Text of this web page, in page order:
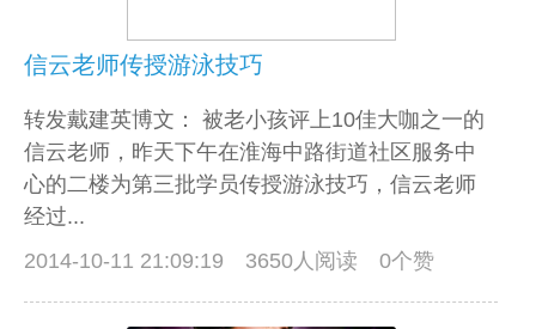
信云老师传授游泳技巧
转发戴建英博文： 被老小孩评上10佳大咖之一的
信云老师，昨天下午在淮海中路街道社区服务中
心的二楼为第三批学员传授游泳技巧，信云老师
经过...
2014-10-11 21:09:19
3650人阅读 0个赞